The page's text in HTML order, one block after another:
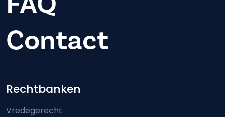
Contact
Footer-menu
Rechtbanken
Vredegerecht